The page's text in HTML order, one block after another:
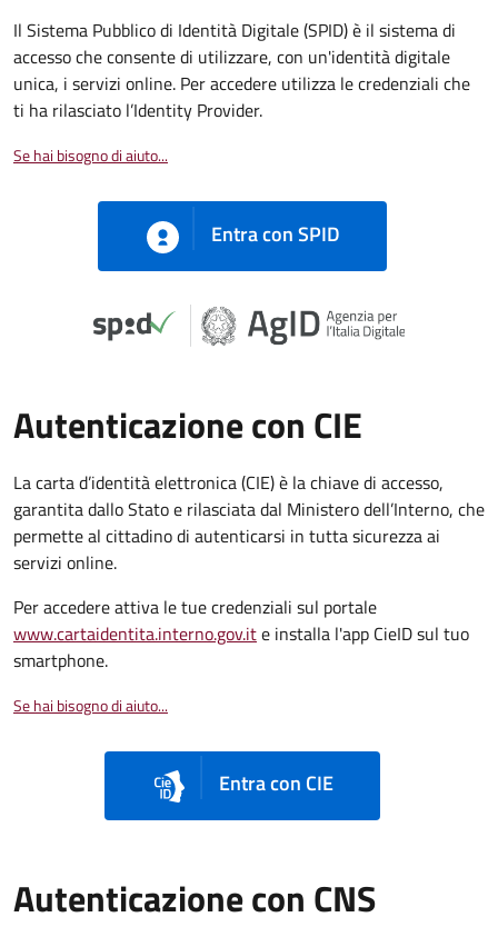
Il Sistema Pubblico di Identità Digitale (SPID) è il sistema di
accesso che consente di utilizzare, con un'identità digitale
unica, i servizi online. Per accedere utilizza le credenziali che
ti ha rilasciato l’Identity Provider.
Se hai bisogno di aiuto...
Entra con SPID
Autenticazione con CIE
La carta d’identità elettronica (CIE) è la chiave di accesso,
garantita dallo Stato e rilasciata dal Ministero dell’Interno, che
permette al cittadino di autenticarsi in tutta sicurezza ai
servizi online.
Per accedere attiva le tue credenziali sul portale
www.cartaidentita.interno.gov.ite installa l'app CieID sul tuo
smartphone.
Se hai bisogno di aiuto...
Entra con CIE
Autenticazione con CNS